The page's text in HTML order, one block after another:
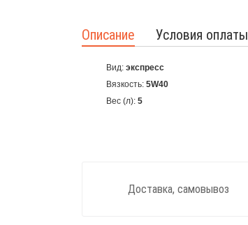
Описание Условия оплаты
Вид: экспресс
Вязкость: 5W40
Вес (л): 5
Доставка, самовывоз